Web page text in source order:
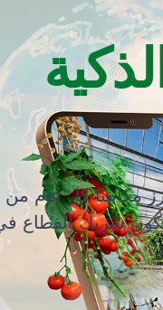
نعزز مكانتنا كل عام من
شريك القطاع